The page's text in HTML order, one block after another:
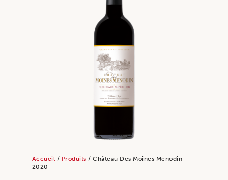
Accueil / Produits/ Château Des Moines Menodin
2020